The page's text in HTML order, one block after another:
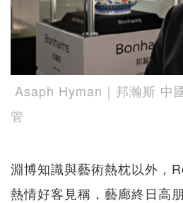
Asaph Hyman｜邦瀚斯 中
管
淵博知識與藝術熱枕以外，
熱情好客見稱，藝廊終日高